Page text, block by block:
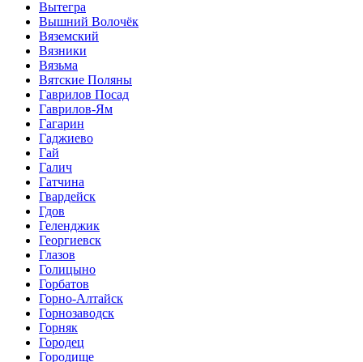
Вытегра
Вышний Волочёк
Вяземский
Вязники
Вязьма
Вятские Поляны
Гаврилов Посад
Гаврилов-Ям
Гагарин
Гаджиево
Гай
Галич
Гатчина
Гвардейск
Гдов
Геленджик
Георгиевск
Глазов
Голицыно
Горбатов
Горно-Алтайск
Горнозаводск
Горняк
Городец
Городище